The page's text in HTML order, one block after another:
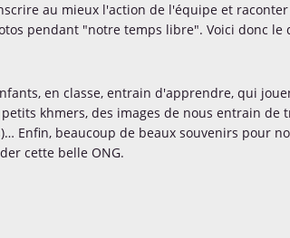
au mieux l'action de l'équipe et
pendant "notre temps libre". Voici donc
en classe, entrain d'apprendre, qui
khmers, des images de nous entrain
Enfin, beaucoup de beaux souvenirs pour
cette belle ONG.